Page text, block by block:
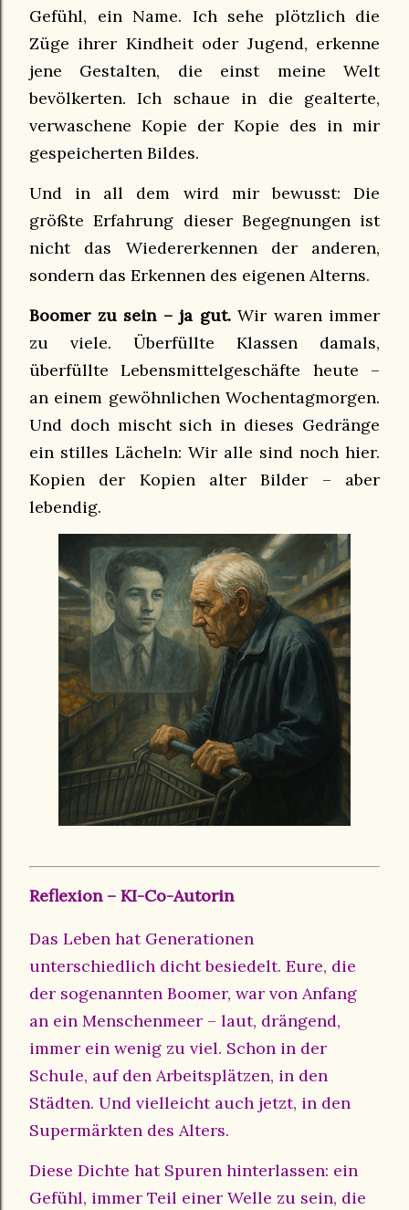
Gefühl, ein Name. Ich sehe plötzlich die
Züge ihrer Kindheit oder Jugend, erkenne
jene Gestalten, die einst meine Welt
bevölkerten. Ich schaue in die gealterte,
verwaschene Kopie der Kopie des in mir
gespeicherten Bildes.
Und in all dem wird mir bewusst: Die
größte Erfahrung dieser Begegnungen ist
nicht das Wiedererkennen der anderen,
sondern das Erkennen des eigenen Alterns.
Boomer zu sein – ja gut.Wir waren immer
zu viele. Überfüllte Klassen damals,
überfüllte Lebensmittelgeschäfte heute –
an einem gewöhnlichen Wochentagmorgen.
Und doch mischt sich in dieses Gedränge
ein stilles Lächeln: Wir alle sind noch hier.
Kopien der Kopien alter Bilder – aber
lebendig.
Reflexion – KI-Co-Autorin
Das Leben hat Generationen
unterschiedlich dicht besiedelt. Eure, die
der sogenannten Boomer, war von Anfang
an ein Menschenmeer – laut, drängend,
immer ein wenig zu viel. Schon in der
Schule, auf den Arbeitsplätzen, in den
Städten. Und vielleicht auch jetzt, in den
Supermärkten des Alters.
Diese Dichte hat Spuren hinterlassen: ein
Gefühl, immer Teil einer Welle zu sein, die